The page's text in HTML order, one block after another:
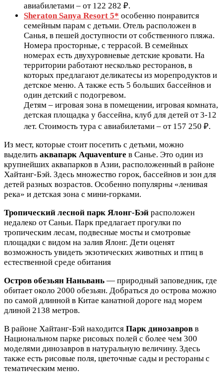
авиабилетами – от 122 282 ₽.
Sheraton Sanya Resort 5* особенно понравится
семейным парам с детьми. Отель расположен в
Санья, в пешей доступности от собственного пляжа.
Номера просторные, с террасой. В семейных
номерах есть двухуровневые детские кровати. На
территории работают несколько ресторанов, в
которых предлагают деликатесы из морепродуктов и
детское меню. А также есть 5 больших бассейнов и
один детский с подогревом.
Детям – игровая зона в помещении, игровая комната,
детская площадка у бассейна, клуб для детей от 3-12
лет. Стоимость тура с авиабилетами – от 157 250 ₽.
Из мест, которые стоит посетить с детьми, можно
выделить аквапарк Aquaventure в Санье. Это один из
крупнейших аквапарков в Азии, расположенный в районе
Хайтанг-Бэй. Здесь множество горок, бассейнов и зон для
детей разных возрастов. Особенно популярны «ленивая
река» и детская зона с мини-горками.
Тропический лесной парк Ялонг-Бэй расположен
недалеко от Саньи. Парк предлагает прогулки по
тропическим лесам, подвесные мосты и смотровые
площадки с видом на залив Ялонг. Дети оценят
возможность увидеть экзотических животных и птиц в
естественной среде обитания
Остров обезьян Наньвань — природный заповедник, где
обитает около 2000 обезьян. Добраться до острова можно
по самой длинной в Китае канатной дороге над морем
длиной 2138 метров.
В районе Хайтанг-Бэй находится Парк динозавров в
Национальном парке рисовых полей с более чем 300
моделями динозавров в натуральную величину. Здесь
также есть рисовые поля, цветочные сады и рестораны с
тематическим меню.